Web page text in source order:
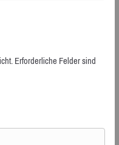
Erforderliche Felder sind